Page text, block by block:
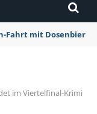
Fahrt mit Dosenbier
im Viertelfinal-Krimi